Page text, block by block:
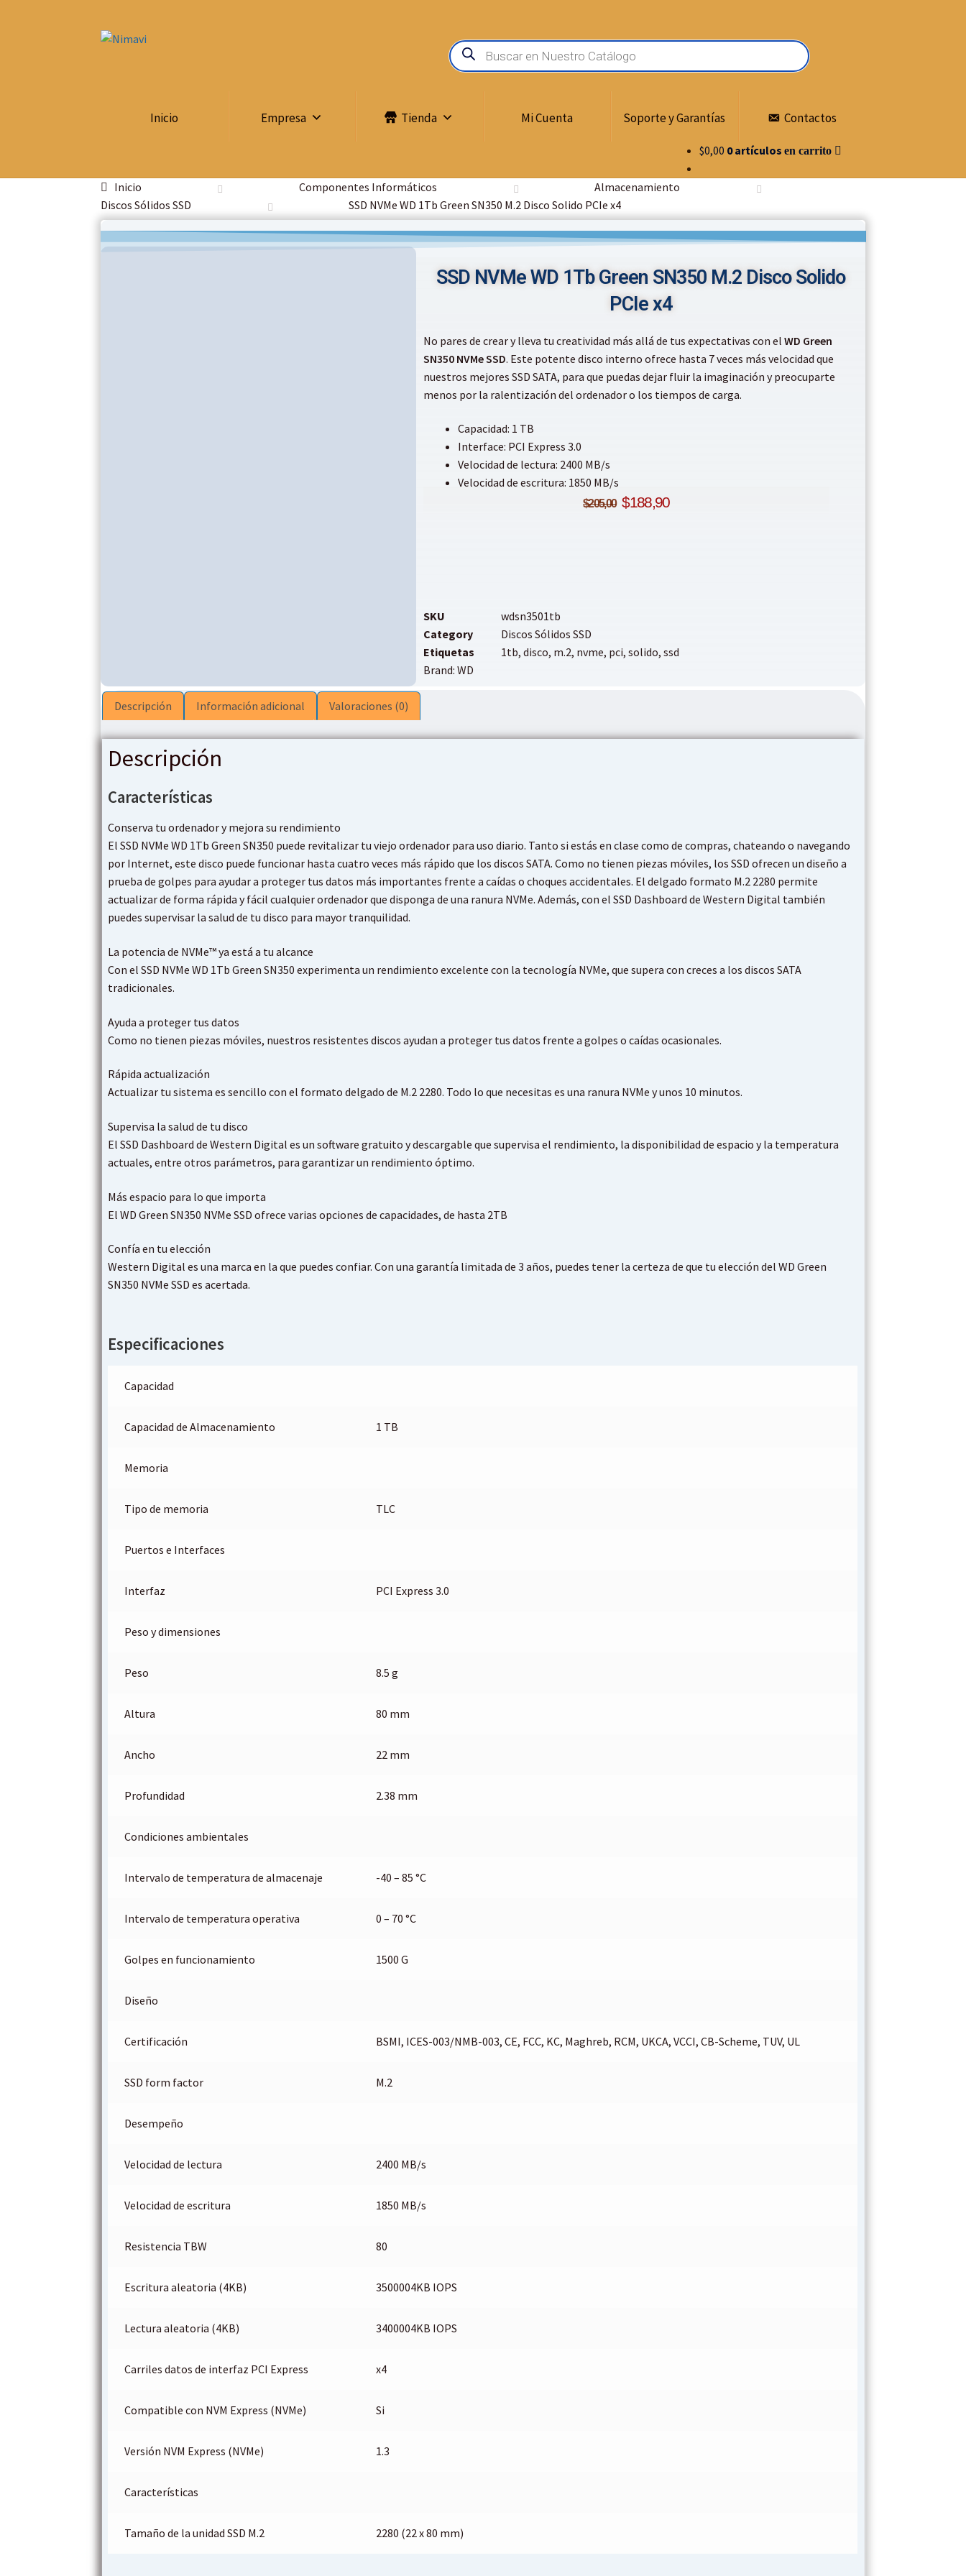
Inicio Empresa Tienda Mi Cuenta Soporte y Garantías Contactos
$0,00 0 artículos
Inicio Componentes Informáticos
Almacenamiento
Discos Sólidos SSD
SSD NVMe WD 1Tb Green SN350 M.2 Disco Solido PCIe x4
SSD NVMe WD 1Tb Green SN350 M.2 Disco Solido
PCIe x4
No pares de crear y lleva tu creatividad más allá de tus expectativas con el WD Green
SN350 NVMe SSD. Este potente disco interno ofrece hasta 7 veces más velocidad que
nuestros mejores SSD SATA, para que puedas dejar fluir la imaginación y preocuparte
menos por la ralentización del ordenador o los tiempos de carga.
Capacidad: 1 TB
Interface: PCI Express 3.0
Velocidad de lectura: 2400 MB/s
Velocidad de escritura: 1850 MB/s
$205,00 $188,90
SKU
wdsn3501tb
Category
Discos Sólidos SSD
Etiquetas
1tb, disco, m.2, nvme, pci, solido, ssd
Brand: WD
Descripción Información adicional Valoraciones (0)
Descripción
Características
Conserva tu ordenador y mejora su rendimiento
El SSD NVMe WD 1Tb Green SN350 puede revitalizar tu viejo ordenador para uso diario. Tanto si estás en clase como de compras, chateando o navegando
por Internet, este disco puede funcionar hasta cuatro veces más rápido que los discos SATA. Como no tienen piezas móviles, los SSD ofrecen un diseño a
prueba de golpes para ayudar a proteger tus datos más importantes frente a caídas o choques accidentales. El delgado formato M.2 2280 permite
actualizar de forma rápida y fácil cualquier ordenador que disponga de una ranura NVMe. Además, con el SSD Dashboard de Western Digital también
puedes supervisar la salud de tu disco para mayor tranquilidad.
La potencia de NVMe™ ya está a tu alcance
Con el SSD NVMe WD 1Tb Green SN350 experimenta un rendimiento excelente con la tecnología NVMe, que supera con creces a los discos SATA
tradicionales.
Ayuda a proteger tus datos
Como no tienen piezas móviles, nuestros resistentes discos ayudan a proteger tus datos frente a golpes o caídas ocasionales.
Rápida actualización
Actualizar tu sistema es sencillo con el formato delgado de M.2 2280. Todo lo que necesitas es una ranura NVMe y unos 10 minutos.
Supervisa la salud de tu disco
El SSD Dashboard de Western Digital es un software gratuito y descargable que supervisa el rendimiento, la disponibilidad de espacio y la temperatura
actuales, entre otros parámetros, para garantizar un rendimiento óptimo.
Más espacio para lo que importa
El WD Green SN350 NVMe SSD ofrece varias opciones de capacidades, de hasta 2TB
Confía en tu elección
Western Digital es una marca en la que puedes confiar. Con una garantía limitada de 3 años, puedes tener la certeza de que tu elección del WD Green
SN350 NVMe SSD es acertada.
Especificaciones
Capacidad
Capacidad de Almacenamiento 1 TB
Memoria
Tipo de memoria TLC
Puertos e Interfaces
Interfaz PCI Express 3.0
Peso y dimensiones
Peso 8.5 g
Altura 80 mm
Ancho 22 mm
Profundidad 2.38 mm
Condiciones ambientales
Intervalo de temperatura de almacenaje -40 – 85 °C
Intervalo de temperatura operativa 0 – 70 °C
Golpes en funcionamiento 1500 G
Diseño
Certificación BSMI, ICES-003/NMB-003, CE, FCC, KC, Maghreb, RCM, UKCA, VCCI, CB-Scheme, TUV, UL
SSD form factor M.2
Desempeño
Velocidad de lectura 2400 MB/s
Velocidad de escritura 1850 MB/s
Resistencia TBW 80
Escritura aleatoria (4KB) 3500004KB IOPS
Lectura aleatoria (4KB) 3400004KB IOPS
Carriles datos de interfaz PCI Express x4
Compatible con NVM Express (NVMe) Si
Versión NVM Express (NVMe) 1.3
Características
Tamaño de la unidad SSD M.2 2280 (22 x 80 mm)